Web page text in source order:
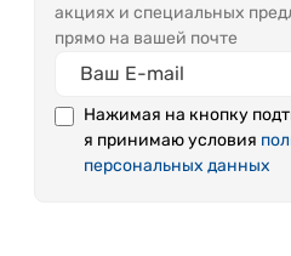
акциях и специальных
прямо на вашей почте
Нажимая на кнопку
я принимаю условия
персональных данных